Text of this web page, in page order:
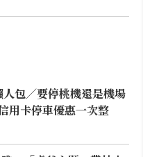
包／要停桃機還是機場
用卡停車優惠一次整